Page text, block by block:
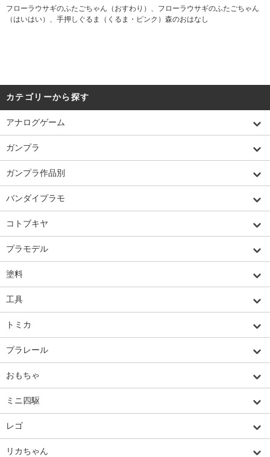
フローラウサギのふたごちゃん（おすわり）、フローラウサギのふたごちゃん
（はいはい）、手押しぐるま（くるま・ピンク）森のおはなし
カテゴリーから探す
アナログゲーム
ガンプラ
ガンプラ作品別
バンダイプラモ
コトブキヤ
プラモデル
塗料
工具
トミカ
プラレール
おもちゃ
ミニ四駆
レゴ
リカちゃん